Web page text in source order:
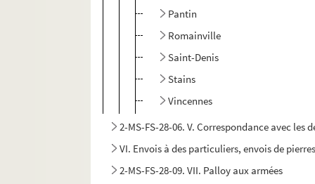
Pantin
Romainville
Saint-Denis
Stains
Vincennes
2-MS-FS-28-06. V. Correspondance avec
VI. Envois à des particuliers, envois de
2-MS-FS-28-09. VII. Palloy aux armées